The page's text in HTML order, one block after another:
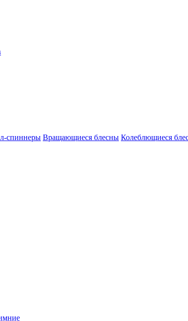
спиннеры Вращающиеся блесны Колеблющиеся